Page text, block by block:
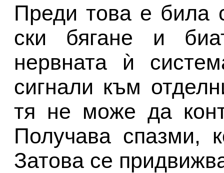
Преди това е била
ски бягане и
нервната ѝ
сигнали към
тя не може да
Получава спазми,
Затова се